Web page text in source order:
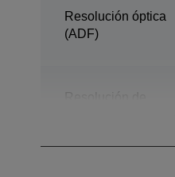
Resolución óptica
(ADF)